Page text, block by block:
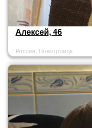
Алексей, 46
Россия, Новотроицк